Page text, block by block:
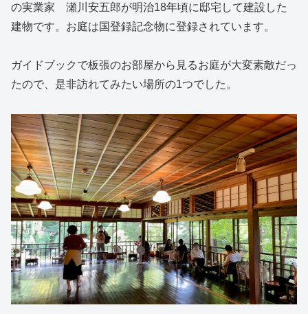
の実業家 瀬川安五郎が明治18年頃に邸宅して建設した
建物です。お庭は国登録記念物に登録されています。
ガイドブックで板張のお部屋から見るお庭が大変素敵だっ
たので、是非訪れてみたい場所の1つでした。